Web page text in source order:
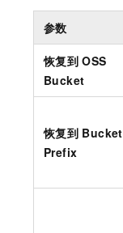
参数
恢复到 OSS
Bucket
恢复到 Bucket
Prefix